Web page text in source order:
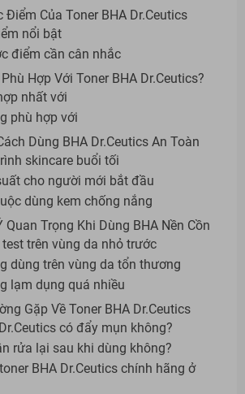
Điểm Của Toner BHA Dr.Ceutics
nổi bật
điểm cần cân nhắc
Hợp Với Toner BHA Dr.Ceutics?
nhất với
phù hợp với
Dùng BHA Dr.Ceutics An Toàn
skincare buổi tối
cho người mới bắt đầu
dùng kem chống nắng
Quan Trọng Khi Dùng BHA Nền Cồn
trên vùng da nhỏ trước
dùng trên vùng da tổn thương
lạm dụng quá nhiều
Gặp Về Toner BHA Dr.Ceutics
có đẩy mụn không?
rửa lại sau khi dùng không?
BHA Dr.Ceutics chính hãng ở